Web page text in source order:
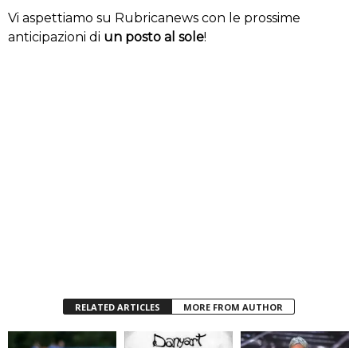
Vi aspettiamo su Rubricanews con le prossime
anticipazioni di un posto al sole!
RELATED ARTICLES MORE FROM AUTHOR